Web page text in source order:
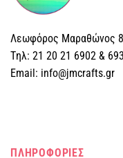
Λεωφόρος Μαραθώνος
Tηλ: 21 20 21 6902 &
Email: info@jmcrafts.gr
ΠΛΗΡΟΦΟΡΙΕΣ